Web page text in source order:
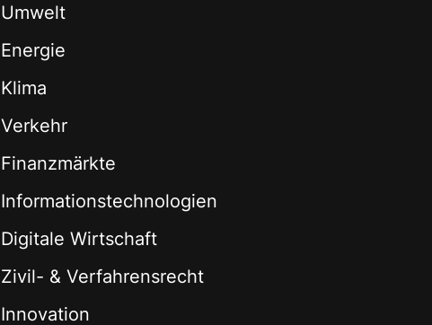
Umwelt
Energie
Klima
Verkehr
Finanzmärkte
Informationstechnologien
Digitale Wirtschaft
Zivil- & Verfahrensrecht
Innovation